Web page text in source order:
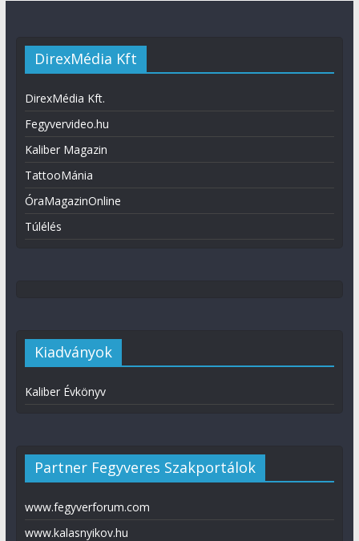
DirexMédia Kft
DirexMédia Kft.
Fegyvervideo.hu
Kaliber Magazin
TattooMánia
ÓraMagazinOnline
Túlélés
Kiadványok
Kaliber Évkönyv
Partner Fegyveres Szakportálok
www.fegyverforum.com
www.kalasnyikov.hu